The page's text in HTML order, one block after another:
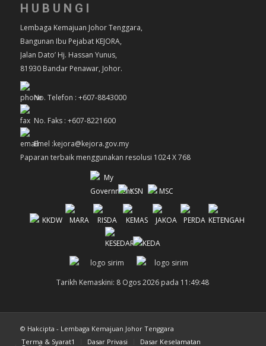
HUBUNGI
Lembaga Kemajuan Johor Tenggara,
Bangunan Ibu Pejabat KEJORA,
Jalan Dato’ Hj. Hassan Yunus,
81930 Bandar Penawar, Johor.
No. Telefon : +607-8843000
No. Faks : +607-8221600
Emel :kejora@kejora.gov.my
Paparan terbaik menggunakan resolusi 1024 X 768
Tarikh Kemaskini: 8 Ogos 2026 pada 11:49:48
© Hakcipta - Lembaga Kemajuan Johor Tenggara
Terma & Syarat1
Dasar Privasi Dasar Keselamatan